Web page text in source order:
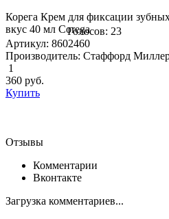
Корега Крем для фиксации
вкус 40 мл CoregaГолосов: 23
Артикул: 8602460
Производитель: Стаффорд
1
360 руб.
Купить
Отзывы
Комментарии
Вконтакте
Загрузка комментариев...